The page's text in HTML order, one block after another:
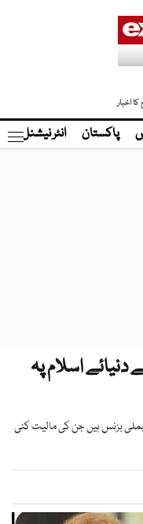
کا اخبار
پاکستان انٹر نیشنل
اسلام پہ
بزنس ہیں جن کی مالیت کئی